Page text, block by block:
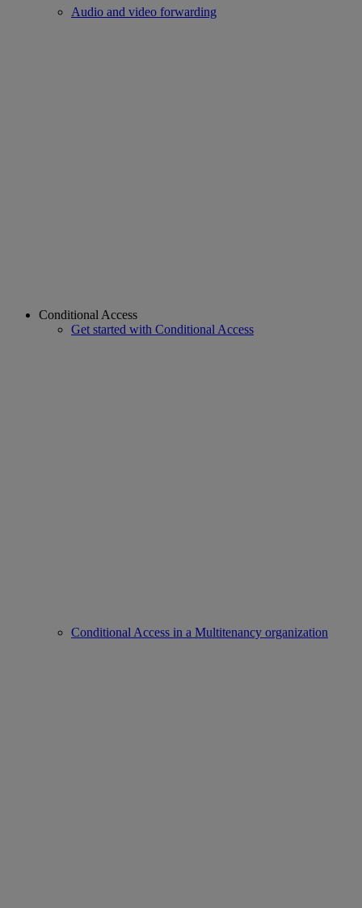
Audio and video forwarding
Conditional Access
Get started with Conditional Access
Conditional Access in a Multitenancy organization